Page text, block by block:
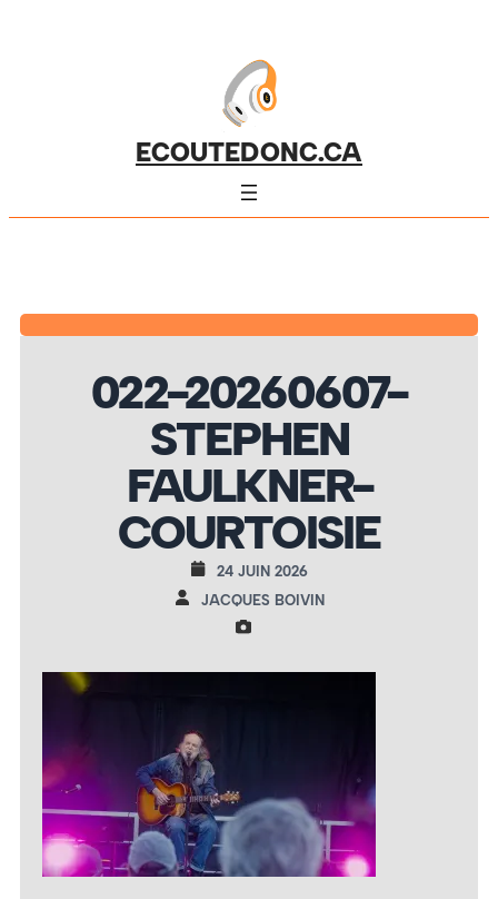
ECOUTEDONC.CA
022-20260607-
STEPHEN
FAULKNER-
COURTOISIE
24 JUIN 2026
JACQUES BOIVIN